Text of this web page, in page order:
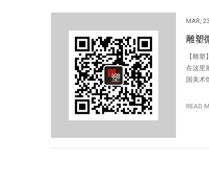
MAR,
雕塑
【雕
在这里
国美
READ